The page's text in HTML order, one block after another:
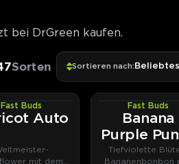
bei DrGreen kaufen.
Sorten Sortieren nach:
Fast Buds
Auto
mit dem
AUTOFEMFast Buds
Banana
Purple
Auto
Tiefviolette
Bananenbonbon